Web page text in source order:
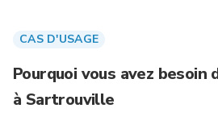
CAS D'USAGE
Pourquoi vous avez besoin
à Sartrouville